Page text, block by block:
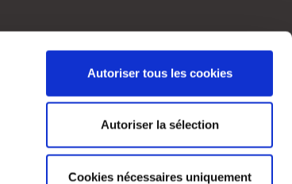
Autoriser tous les cookies
Autoriser la sélection
Cookies nécessaires uniquement